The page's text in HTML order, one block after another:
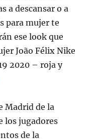
a descansar o a
para mujer te
ese look que
João Félix Nike
2020 – roja y
Madrid de la
los jugadores
de la